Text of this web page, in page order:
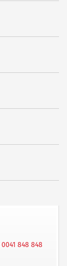
0041 848 848